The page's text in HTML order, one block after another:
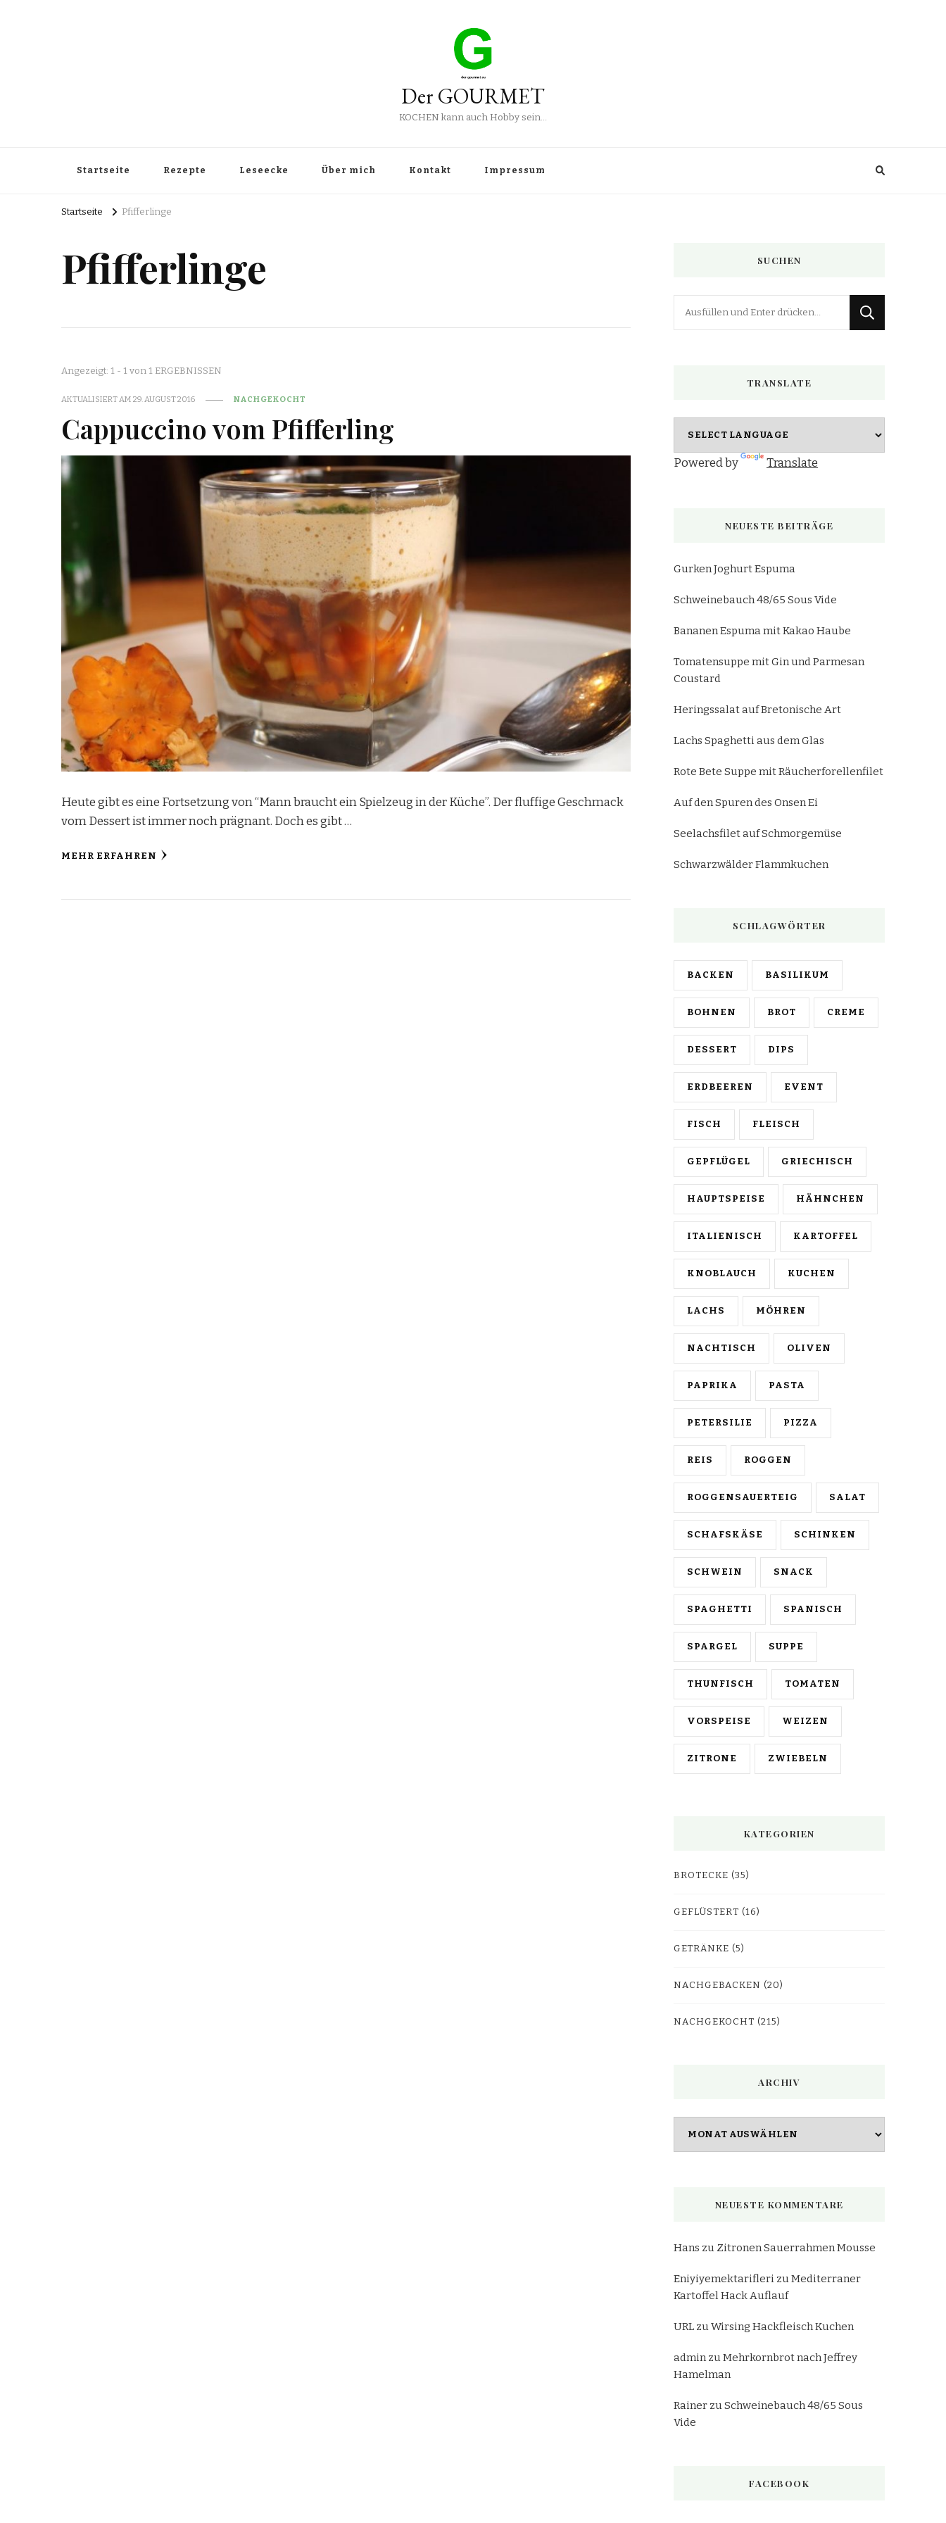
Der GOURMET
KOCHEN kann auch Hobby sein…
Startseite Rezepte Leseecke Über mich Kontakt Impressum
Startseite Pfifferlinge
Pfifferlinge
Angezeigt: 1 - 1 von 1 ERGEBNISSEN
AKTUALISIERT AM29. AUGUST 2016 NACHGEKOCHT
Cappuccino vom Pfifferling
Heute gibt es eine Fortsetzung von “Mann braucht ein Spielzeug in der Küche”. Der fluffige Geschmack
vom Dessert ist immer noch prägnant. Doch es gibt …
MEHR ERFAHREN
SUCHEN
TRANSLATE
Powered by Translate
NEUESTE BEITRÄGE
Gurken Joghurt Espuma
Schweinebauch 48/65 Sous Vide
Bananen Espuma mit Kakao Haube
Tomatensuppe mit Gin und Parmesan
Coustard
Heringssalat auf Bretonische Art
Lachs Spaghetti aus dem Glas
Rote Bete Suppe mit Räucherforellenfilet
Auf den Spuren des Onsen Ei
Seelachsfilet auf Schmorgemüse
Schwarzwälder Flammkuchen
SCHLAGWÖRTER
BACKEN BASILIKUM
BOHNEN BROT CREME
DESSERT DIPS
ERDBEEREN EVENT
FISCH FLEISCH
GEPFLÜGEL GRIECHISCH
HAUPTSPEISE HÄHNCHEN
ITALIENISCH KARTOFFEL
KNOBLAUCH KUCHEN
LACHS MÖHREN
NACHTISCH OLIVEN
PAPRIKA PASTA
PETERSILIE PIZZA
REIS ROGGEN
ROGGENSAUERTEIG SALAT
SCHAFSKÄSE SCHINKEN
SCHWEIN SNACK
SPAGHETTI SPANISCH
SPARGEL SUPPE
THUNFISCH TOMATEN
VORSPEISE WEIZEN
ZITRONE ZWIEBELN
KATEGORIEN
BROTECKE (35)
GEFLÜSTERT (16)
GETRÄNKE (5)
NACHGEBACKEN (20)
NACHGEKOCHT (215)
ARCHIV
NEUESTE KOMMENTARE
Hans zu Zitronen Sauerrahmen Mousse
Eniyiyemektarifleri zuMediterraner
Kartoffel Hack Auflauf
URL zuWirsing Hackfleisch Kuchen
adminzuMehrkornbrot nach Jeffrey
Hamelman
Rainer zuSchweinebauch 48/65 Sous
Vide
FACEBOOK